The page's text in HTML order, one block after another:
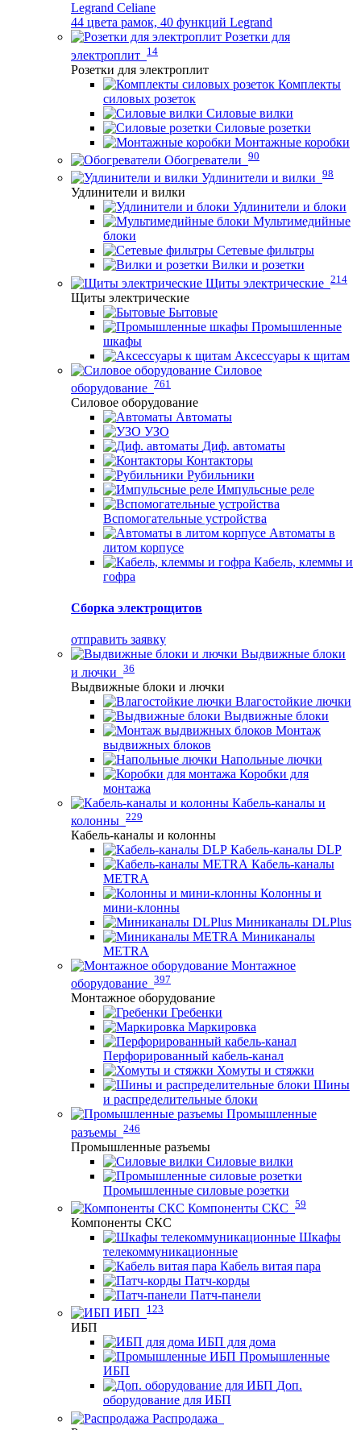
Legrand Celiane
44 цвета рамок, 40 функций Legrand
Розетки для
электроплит 14
Розетки для электроплит
Комплекты
силовых розеток
Силовые вилки
Силовые розетки
Монтажные коробки
Обогреватели 90
Удлинители и вилки 98
Удлинители и вилки
Удлинители и блоки
Мультимедийные
блоки
Сетевые фильтры
Вилки и розетки
Щиты электрические 214
Щиты электрические
Бытовые
Промышленные
шкафы
Аксессуары к щитам
Силовое
оборудование 761
Силовое оборудование
Автоматы
УЗО
Диф. автоматы
Контакторы
Рубильники
Импульсные реле
Вспомогательные устройства
Автоматы в
литом корпусе
Кабель, клеммы и
гофра
Сборка электрощитов
отправить заявку
Выдвижные блоки
и лючки 36
Выдвижные блоки и лючки
Влагостойкие лючки
Выдвижные блоки
Монтаж
выдвижных блоков
Напольные лючки
Коробки для
монтажа
Кабель-каналы и
колонны 229
Кабель-каналы и колонны
Кабель-каналы DLP
Кабель-каналы
METRA
Колонны и
мини-клонны
Миниканалы DLPlus
Миниканалы
METRA
Монтажное
оборудование 397
Монтажное оборудование
Гребенки
Маркировка
Перфорированный кабель-канал
Хомуты и стяжки
Шины
и распределительные блоки
Промышленные
разъемы 246
Промышленные разъемы
Силовые вилки
Промышленные силовые розетки
Компоненты СКС 59
Компоненты СКС
Шкафы
телекоммуникационные
Кабель витая пара
Патч-корды
Патч-панели
ИБП
123
ИБП
ИБП для дома
Промышленные
ИБП
Доп.
оборудование для ИБП
Распродажа